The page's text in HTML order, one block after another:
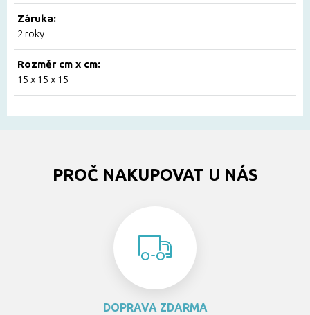
Záruka:
2 roky
Rozměr cm x cm:
15 x 15 x 15
PROČ NAKUPOVAT U NÁS
DOPRAVA ZDARMA